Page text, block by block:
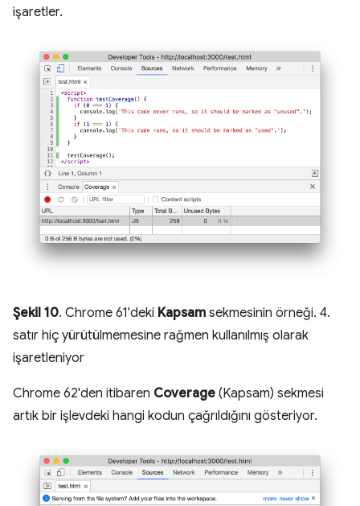
işaretler.
Şekil 10. Chrome 61'deki Kapsam sekmesinin örneği. 4.
satır hiç yürütülmemesine rağmen kullanılmış olarak
işaretleniyor
Chrome 62'den itibaren Coverage (Kapsam) sekmesi
artık bir işlevdeki hangi kodun çağrıldığını gösteriyor.